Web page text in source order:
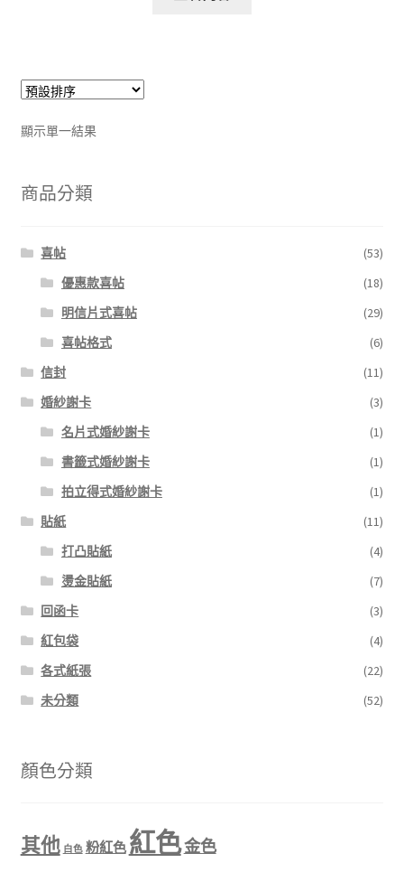
顯示單一結果
商品分類
喜帖
(53)
優惠款喜帖
(18)
明信片式喜帖
(29)
喜帖格式
(6)
信封
(11)
婚紗謝卡
(3)
名片式婚紗謝卡
(1)
書籤式婚紗謝卡
(1)
拍立得式婚紗謝卡
(1)
貼紙
(11)
打凸貼紙
(4)
燙金貼紙
(7)
回函卡
(3)
紅包袋
(4)
各式紙張
(22)
未分類
(52)
顏色分類
其他 白色 粉紅色 紅色金色